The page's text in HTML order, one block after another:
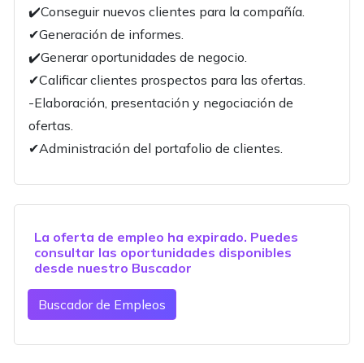
✔️Conseguir nuevos clientes para la compañía.
✔Generación de informes.
✔️Generar oportunidades de negocio.
✔Calificar clientes prospectos para las ofertas.
-Elaboración, presentación y negociación de
ofertas.
✔Administración del portafolio de clientes.
La oferta de empleo ha expirado. Puedes
consultar las oportunidades disponibles
desde nuestro Buscador
Buscador de Empleos